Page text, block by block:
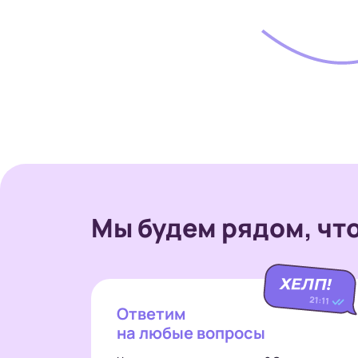
Мы будем рядом,
Ответим
на любые вопросы